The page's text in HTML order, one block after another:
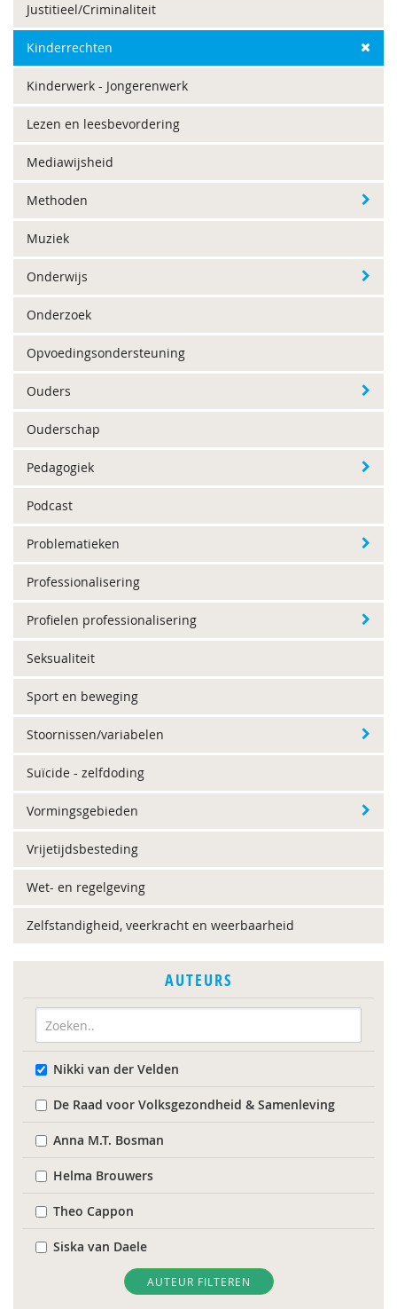
Justitieel/Criminaliteit
Kinderrechten
Kinderwerk - Jongerenwerk
Lezen en leesbevordering
Mediawijsheid
Methoden
Muziek
Onderwijs
Onderzoek
Opvoedingsondersteuning
Ouders
Ouderschap
Pedagogiek
Podcast
Problematieken
Professionalisering
Profielen professionalisering
Seksualiteit
Sport en beweging
Stoornissen/variabelen
Suïcide - zelfdoding
Vormingsgebieden
Vrijetijdsbesteding
Wet- en regelgeving
Zelfstandigheid, veerkracht en weerbaarheid
AUTEURS
Nikki van der Velden
De Raad voor Volksgezondheid & Samenleving
Anna M.T. Bosman
Helma Brouwers
Theo Cappon
Siska van Daele
Hanske DouwengaAUTEUR FILTEREN